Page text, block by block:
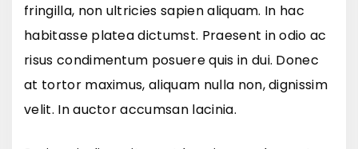
fringilla, non ultricies sapien aliquam. In hac
habitasse platea dictumst. Praesent in odio ac
risus condimentum posuere quis in dui. Donec
at tortor maximus, aliquam nulla non, dignissim
velit. In auctor accumsan lacinia.